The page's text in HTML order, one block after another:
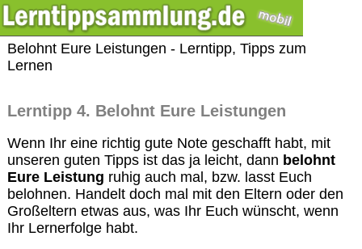
Belohnt Eure Leistungen - Lerntipp, Tipps zum
Lernen
Lerntipp 4. Belohnt Eure Leistungen
Wenn Ihr eine richtig gute Note geschafft habt, mit
unseren guten Tipps ist das ja leicht, dann belohnt
Eure Leistung ruhig auch mal, bzw. lasst Euch
belohnen. Handelt doch mal mit den Eltern oder den
Großeltern etwas aus, was Ihr Euch wünscht, wenn
Ihr Lernerfolge habt.